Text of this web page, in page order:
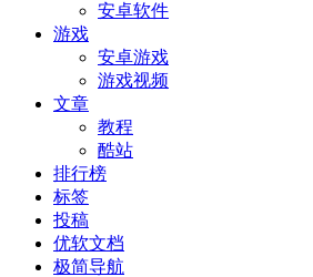
安卓软件
游戏
安卓游戏
游戏视频
文章
教程
酷站
排行榜
标签
投稿
优软文档
极简导航